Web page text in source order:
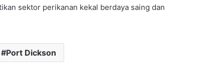
sektor perikanan kekal berdaya saing dan
Port Dickson